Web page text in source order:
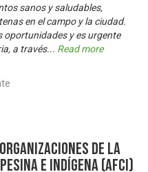
sanos y saludables,
en el campo y la ciudad.
oportunidades y es urgente
a través... Read more
de la
e Indígena (AFCI)